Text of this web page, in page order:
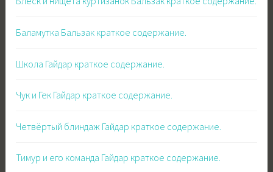
Баламутка Бальзак краткое содержание.
Школа Гайдар краткое содержание.
Чук и Гек Гайдар краткое содержание.
Четвёртый блиндаж Гайдар краткое содержание.
Тимур и его команда Гайдар краткое содержание.